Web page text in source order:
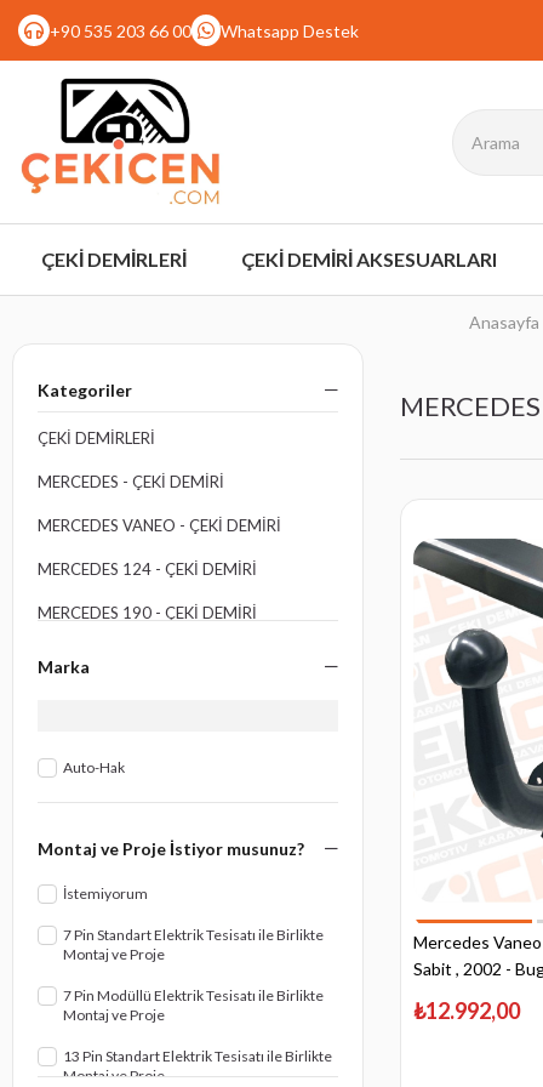
+90 535 203 66 00 Whatsapp Destek
ÇEKİ DEMİRLERİ ÇEKİ DEMİRİ AKSESUARLARI
Anasayfa
Kategoriler
ÇEKİ DEMİRLERİ
MERCEDES - ÇEKI DEMIRI
MERCEDES VANEO - ÇEKI DEMIRI
MERCEDES 124 - ÇEKI DEMIRI
MERCEDES 190 - ÇEKI DEMIRI
MERCEDES X CLASS - ÇEKI DEMIRI
MERCEDES CITAN - ÇEKI DEMIRI
MERCEDES CLA - ÇEKI DEMIRI
Marka
Auto-Hak
Montaj ve Proje İstiyor musunuz?
İstemiyorum
7 Pin Standart Elektrik Tesisatı ile Birlikte
Montaj ve Proje
7 Pin Modüllü Elektrik Tesisatı ile Birlikte
Montaj ve Proje
13 Pin Standart Elektrik Tesisatı ile Birlikte
Montaj ve Proje
Mercedes
Sabit , 2002 -
₺12.992,00